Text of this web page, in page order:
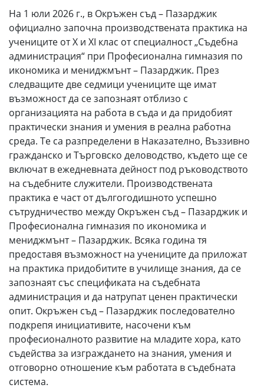
На 1 юли 2026 г., в Окръжен съд – Пазарджик
официално започна производствената практика на
учениците от X и XI клас от специалност „Съдебна
администрация“ при Професионална гимназия по
икономика и мениджмънт – Пазарджик. През
следващите две седмици учениците ще имат
възможност да се запознаят отблизо с
организацията на работа в съда и да придобият
практически знания и умения в реална работна
среда. Те са разпределени в Наказателно, Въззивно
гражданско и Търговско деловодство, където ще се
включат в ежедневната дейност под ръководството
на съдебните служители. Производствената
практика е част от дългогодишното успешно
сътрудничество между Окръжен съд – Пазарджик и
Професионална гимназия по икономика и
мениджмънт – Пазарджик. Всяка година тя
предоставя възможност на учениците да приложат
на практика придобитите в училище знания, да се
запознаят със спецификата на съдебната
администрация и да натрупат ценен практически
опит. Окръжен съд – Пазарджик последователно
подкрепя инициативите, насочени към
професионалното развитие на младите хора, като
съдейства за изграждането на знания, умения и
отговорно отношение към работата в съдебната
система.